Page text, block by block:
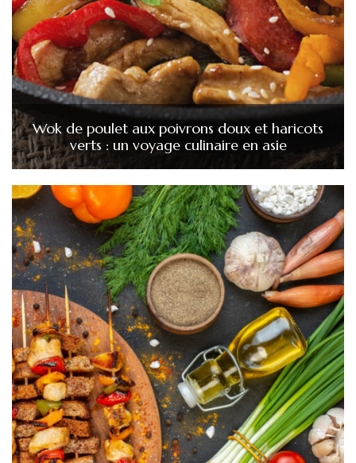
Wok de poulet aux poivrons doux et haricots
verts : un voyage culinaire en asie